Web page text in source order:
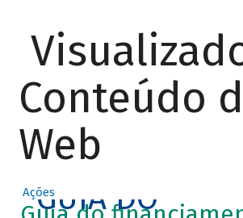
Conteúdo
Web
Ações
GUIA DO